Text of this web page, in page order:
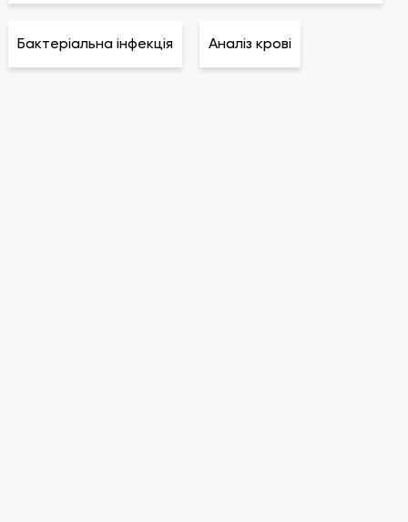
Бактеріальна інфекція Аналіз крові